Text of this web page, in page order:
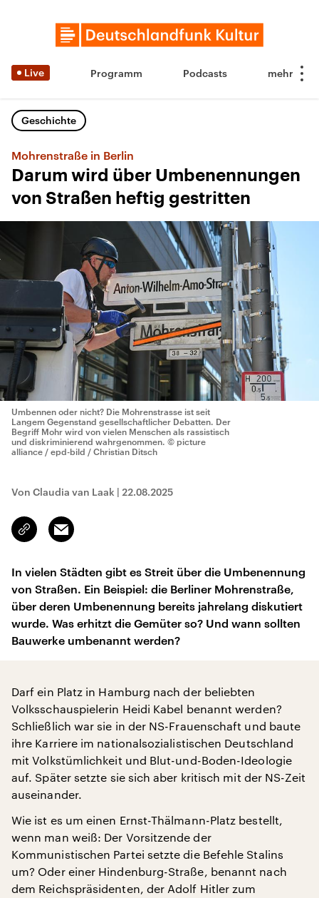
Live Programm Podcasts
Geschichte
Mohrenstraße in Berlin
Darum wird über Umbenennungen
von Straßen heftig gestritten
Umbennen oder nicht? Die Mohrenstrasse ist seit
Langem Gegenstand gesellschaftlicher Debatten. Der
Begriff Mohr wird von vielen Menschen als rassistisch
und diskriminierend wahrgenommen. © picture
alliance / epd-bild / Christian Ditsch
Von Claudia van Laak | 22.08.2025
Link
kopieren/teilen
Email
In vielen Städten gibt es Streit über die Umbenennung
von Straßen. Ein Beispiel: die Berliner Mohrenstraße,
über deren Umbenennung bereits jahrelang diskutiert
wurde. Was erhitzt die Gemüter so? Und wann sollten
Bauwerke umbenannt werden?
Darf ein Platz in Hamburg nach der beliebten
Volksschauspielerin Heidi Kabel benannt werden?
Schließlich war sie in der NS-Frauenschaft und baute
ihre Karriere im nationalsozialistischen Deutschland
mit Volkstümlichkeit und Blut-und-Boden-Ideologie
auf. Später setzte sie sich aber kritisch mit der NS-Zeit
auseinander.
Wie ist es um einen Ernst-Thälmann-Platz bestellt,
wenn man weiß: Der Vorsitzende der
Kommunistischen Partei setzte die Befehle Stalins
um? Oder einer Hindenburg-Straße, benannt nach
dem Reichspräsidenten, der Adolf Hitler zum